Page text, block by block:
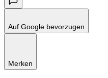
Auf Google bevorzugen
Merken